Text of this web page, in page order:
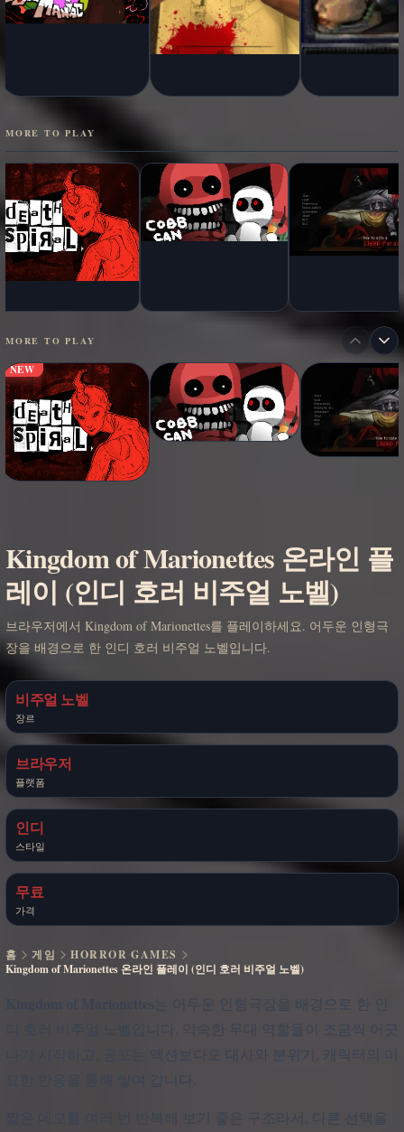
MORE TO PLAY
MORE TO PLAY
NEW
Kingdom of Marionettes 온라인 플
레이 (인디 호러 비주얼 노벨)
브라우저에서 Kingdom of Marionettes를 플레이하세요. 어두운 인형극
장을 배경으로 한 인디 호러 비주얼 노벨입니다.
비주얼 노벨
장르
브라우저
플랫폼
인디
스타일
무료
가격
홈 게임
HORROR GAMES
Kingdom of Marionettes 온라인 플레이 (인디 호러 비주얼 노벨)
Kingdom of Marionettes 는 어두운 인형극장을 배경으로 한 인
디 호러 비주얼 노벨입니다. 익숙한 무대 역할들이 조금씩 어긋
나기 시작하고, 공포는 액션보다도 대사와 분위기, 캐릭터의 미
묘한 반응을 통해 쌓여 갑니다.
짧은 데모를 여러 번 반복해 보기 좋은 구조라서, 다른 선택을